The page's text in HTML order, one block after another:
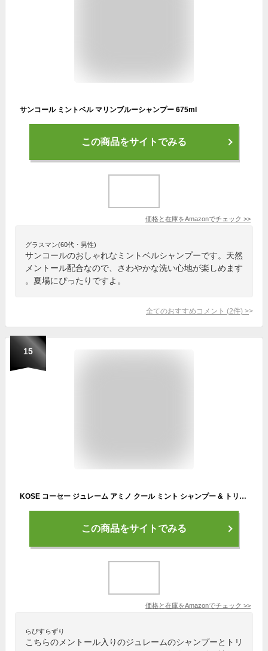
サンコール ミントベル マリンブルーシャンプー 675ml
この商品をサイトでみる
価格と在庫をAmazonでチェック >>
グラスマン(60代・男性)
サンコールのおしゃれなミントベルシャンプーです。天然
メントール配合なので、さわやかな洗い心地が楽しめます
。夏場にぴったりですよ。
全てのおすすめコメント (2件) >
15
KOSE コーセー ジュレーム アミノ クール ミント シャンプー & トリートメント ペアセット
この商品をサイトでみる
価格と在庫をAmazonでチェック >>
らぴすらずり
こちらのメントール入りのジュレームのシャンプーとトリ